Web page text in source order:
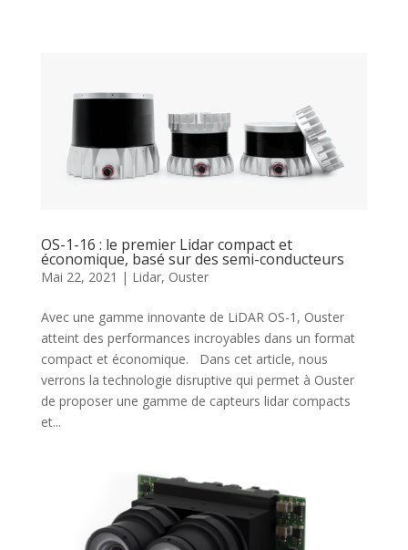
OS-1-16 : le premier Lidar compact et
économique, basé sur des semi-conducteurs
Mai 22, 2021 | Lidar, Ouster
Avec une gamme innovante de LiDAR OS-1, Ouster
atteint des performances incroyables dans un format
compact et économique. Dans cet article, nous
verrons la technologie disruptive qui permet à Ouster
de proposer une gamme de capteurs lidar compacts
et...